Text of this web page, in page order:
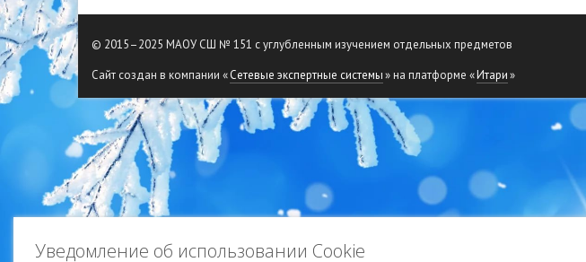
Уведомление об использовании Cookie
© 2015–2025 МАОУ СШ № 151 с углубленным изучением отдельных предметов
Сайт создан в компании «Сетевые экспертные системы» на платформе «Итари»